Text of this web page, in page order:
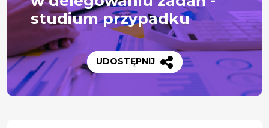
studium przypadku
UDOSTĘPNIJ